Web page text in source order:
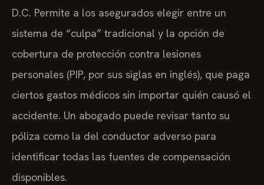
D.C. Permite a los asegurados elegir entre un
sistema de “culpa” tradicional y la opción de
cobertura de protección contra lesiones
personales (PIP, por sus siglas en inglés), que paga
ciertos gastos médicos sin importar quién causó el
accidente. Un abogado puede revisar tanto su
póliza como la del conductor adverso para
identificar todas las fuentes de compensación
disponibles.